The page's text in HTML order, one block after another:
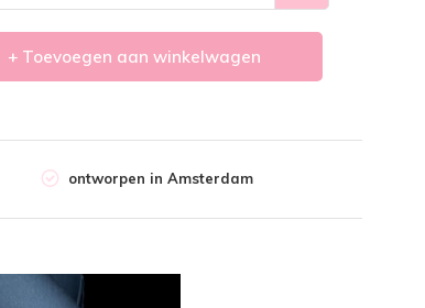
+ Toevoegen aan winkelwagen
ontworpen in Amsterdam